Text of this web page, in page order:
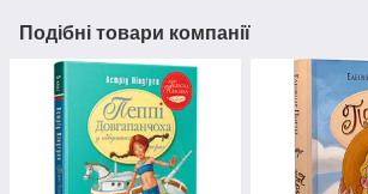
Подібні товари компанії